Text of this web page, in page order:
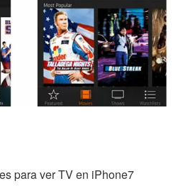
para ver TV en iPhone7